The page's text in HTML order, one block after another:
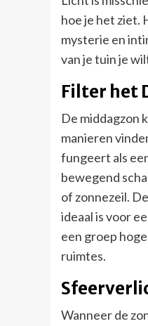
hoe je het ziet.
mysterie en
van je tuin je
Filter het
De middagzon
manieren
fungeert als
bewegend
of zonnezeil.
ideaal is voor
een groep
ruimtes.
Wanneer de